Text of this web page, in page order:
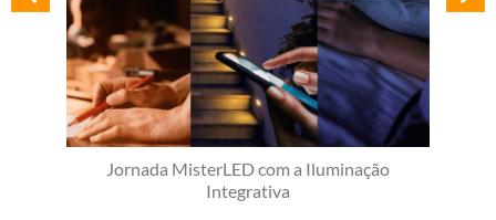
Jornada MisterLED com a Iluminação
Integrativa